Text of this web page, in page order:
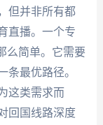
但并非所有都
直播。一个专
么简单。它需要
条最优路径。
这类需求而
回国线路深度